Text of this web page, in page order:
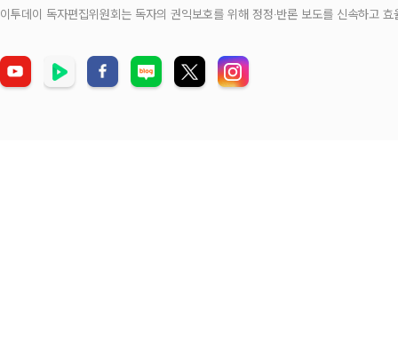
이투데이 독자편집위원회는 독자의 권익보호를 위해 정정‧반론 보도를 신속하고